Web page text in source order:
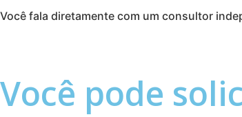
Você fala diretamente com um consultor
Você pode